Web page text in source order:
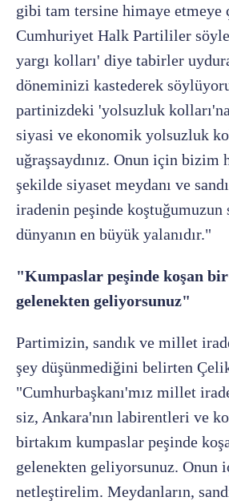
gibi tam tersine himaye etmeye
Cumhuriyet Halk Partililer
yargı kolları' diye tabirler
döneminizi kastederek
partinizdeki 'yolsuzluk kolları'na
siyasi ve ekonomik yolsuzluk
uğraşsaydınız. Onun için bizim
şekilde siyaset meydanı ve
iradenin peşinde koştuğumuzun
dünyanın en büyük yalanıdır."
"Kumpaslar peşinde koşan
gelenekten geliyorsunuz"
Partimizin, sandık ve millet
şey düşünmediğini belirten
"Cumhurbaşkanı'mız millet
siz, Ankara'nın labirentleri ve
birtakım kumpaslar peşinde
gelenekten geliyorsunuz. Onun
netleştirelim. Meydanların,